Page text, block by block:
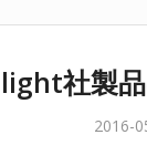
社製
2016-